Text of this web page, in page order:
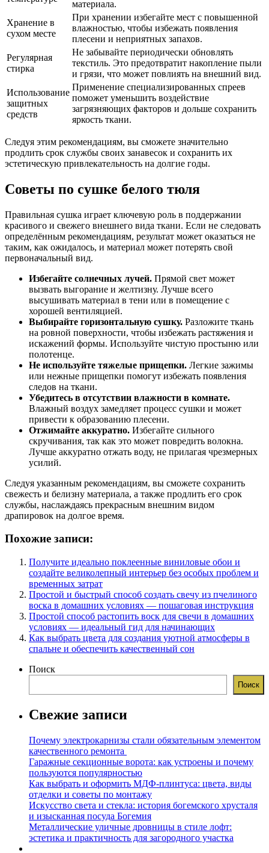
материала.
Хранение в
сухом месте
При хранении избегайте мест с повышенной
влажностью, чтобы избежать появления
плесени и неприятных запахов.
Регулярная
стирка
Не забывайте периодически обновлять
текстиль. Это предотвратит накопление пыли
и грязи, что может повлиять на внешний вид.
Использование
защитных
средств
Применение специализированных спреев
поможет уменьшить воздействие
загрязняющих факторов и дольше сохранить
яркость ткани.
Следуя этим рекомендациям, вы сможете значительно
продлить срок службы своих занавесок и сохранить их
эстетическую привлекательность на долгие годы.
Советы по сушке белого тюля
Правильная сушка играет ключевую роль в поддержании
красивого и свежего внешнего вида ткани. Если не следовать
определённым рекомендациям, результат может оказаться не
таким, как ожидалось, и материал может потерять свой
первоначальный вид.
Избегайте солнечных лучей. Прямой свет может
вызвать выгорание и желтизну. Лучше всего
высушивать материал в тени или в помещение с
хорошей вентиляцией.
Выбирайте горизонтальную сушку. Разложите ткань
на ровной поверхности, чтобы избежать растяжения и
искажений формы. Используйте чистую простыню или
полотенце.
Не используйте тяжелые прищепки. Легкие зажимы
или нежные прищепки помогут избежать появления
следов на ткани.
Убедитесь в отсутствии влажности в комнате.
Влажный воздух замедляет процесс сушки и может
привести к образованию плесени.
Отжимайте аккуратно. Избегайте сильного
скручивания, так как это может повредить волокна.
Лучше аккуратно отжать воду, не прилагая чрезмерных
усилий.
Следуя указанным рекомендациям, вы сможете сохранить
свежесть и белизну материала, а также продлить его срок
службы, наслаждаясь прекрасным внешним видом
драпировок на долгое время.
Похожие записи:
Получите идеально поклеенные виниловые обои и
создайте великолепный интерьер без особых проблем и
временных затрат
Простой и быстрый способ создать свечу из пчелиного
воска в домашних условиях — пошаговая инструкция
Простой способ растопить воск для свечи в домашних
условиях — идеальный гид для начинающих
Как выбрать цвета для создания уютной атмосферы в
спальне и обеспечить качественный сон
Поиск
Поиск
Свежие записи
Почему электрокарнизы стали обязательным элементом
качественного ремонта
Гаражные секционные ворота: как устроены и почему
пользуются популярностью
Как выбрать и оформить МДФ-плинтуса: цвета, виды
отделки и советы по монтажу
Искусство света и стекла: история богемского хрусталя
и изысканная посуда Богемия
Металлические уличные дровницы в стиле лофт:
эстетика и практичность для загородного участка